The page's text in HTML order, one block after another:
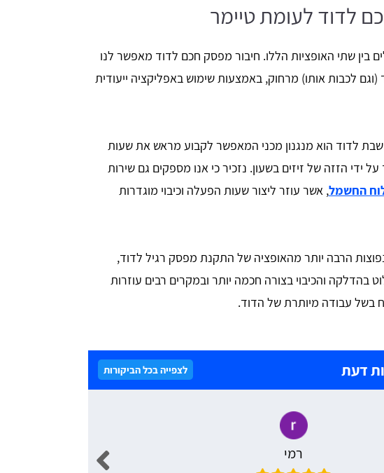
לדוד לעומת טיימר
בין שתי האופציות הללו. חיבור מפסק חכם לדוד מאפשר לנו
לכבות אותו) מרחוק, באמצעות שימוש באפליקציה ייעודית
לדוד הוא מנגנון מכני המאפשר לקבוע מראש את שעות
ידי הזזה של זיזים בשעון. נזכיר כי אנו מספקים גם שירות
החשמל, אשר עוזר ליצור שעות הפעלה וכיבוי מוגדרות
הרבה יותר מהאופציה של התקנת מפסק רגיל לדוד,
בהדלקה והכיבוי בצורה חכמה יותר ובמקרים רבים עוזרות
בשל עבודה מיותרת של הדוד.
דעת לצפייה בכל הביקורות
רמי